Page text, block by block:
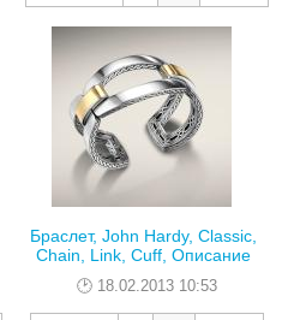
Браслет, John Hardy, Classic,
Chain, Link, Cuff, Описание
18.02.2013 10:53